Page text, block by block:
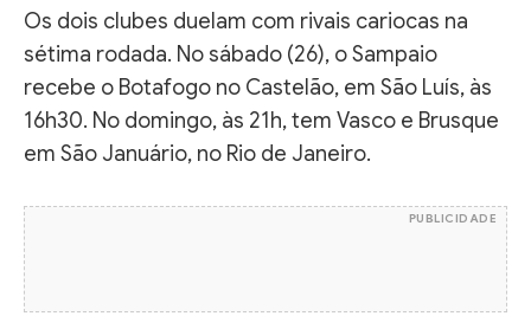
Os dois clubes duelam com rivais cariocas na
sétima rodada. No sábado (26), o Sampaio
recebe o Botafogo no Castelão, em São Luís, às
16h30. No domingo, às 21h, tem Vasco e Brusque
em São Januário, no Rio de Janeiro.
PUBLICIDADE